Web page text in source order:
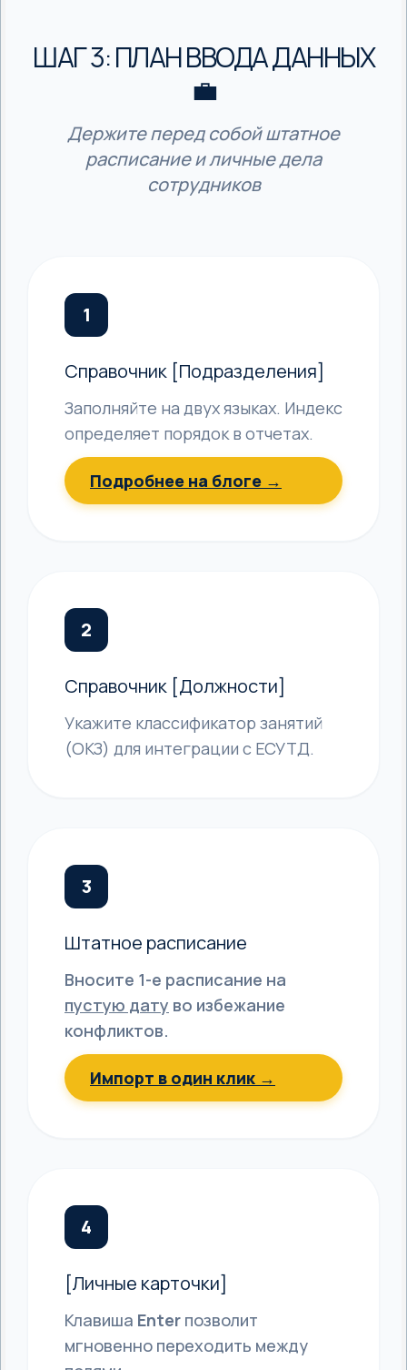
ШАГ 3: ПЛАН ВВОДА ДАННЫХ
💼
Держите перед собой штатное
расписание и личные дела
сотрудников
1
Справочник [Подразделения]
Заполняйте на двух языках. Индекс
определяет порядок в отчетах.
Подробнее на блоге →
2
Справочник [Должности]
Укажите классификатор занятий
(ОКЗ) для интеграции с ЕСУТД.
3
Штатное расписание
Вносите 1-е расписание на
пустую дату во избежание
конфликтов.
Импорт в один клик →
4
[Личные карточки]
Клавиша Enter позволит
мгновенно переходить между